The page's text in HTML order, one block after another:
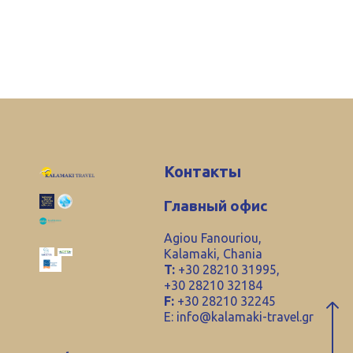
Контакты
Главный офис
Agiou Fanouriou,
Kalamaki, Chania
T: +30 28210 31995,
+30 28210 32184
F: +30 28210 32245
E: info@kalamaki-travel.gr